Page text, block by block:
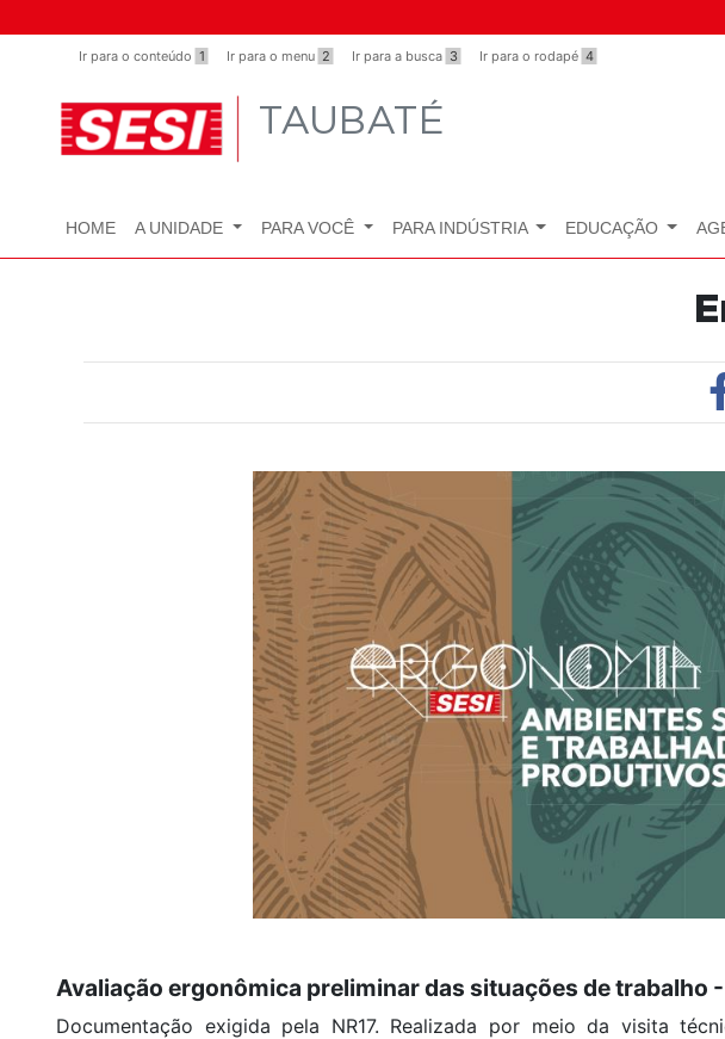
Ir para o conteúdo 1 Ir para o menu 2 Ir para a busca 3 Ir para o rodapé 4
TAUBATÉ
HOME A UNIDADE PARA VOCÊ PARA INDÚSTRIA EDUCAÇÃO
Avaliação ergonômica preliminar das situações de trabalho -
Documentação exigida pela NR17. Realizada por meio da visita